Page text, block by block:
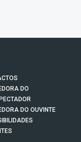
DO
DO OUVINTE